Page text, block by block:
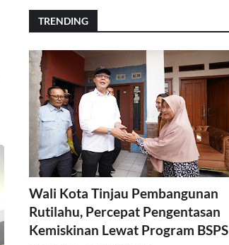
TRENDING
Wali Kota Tinjau Pembangunan
Rutilahu, Percepat Pengentasan
Kemiskinan Lewat Program BSPS